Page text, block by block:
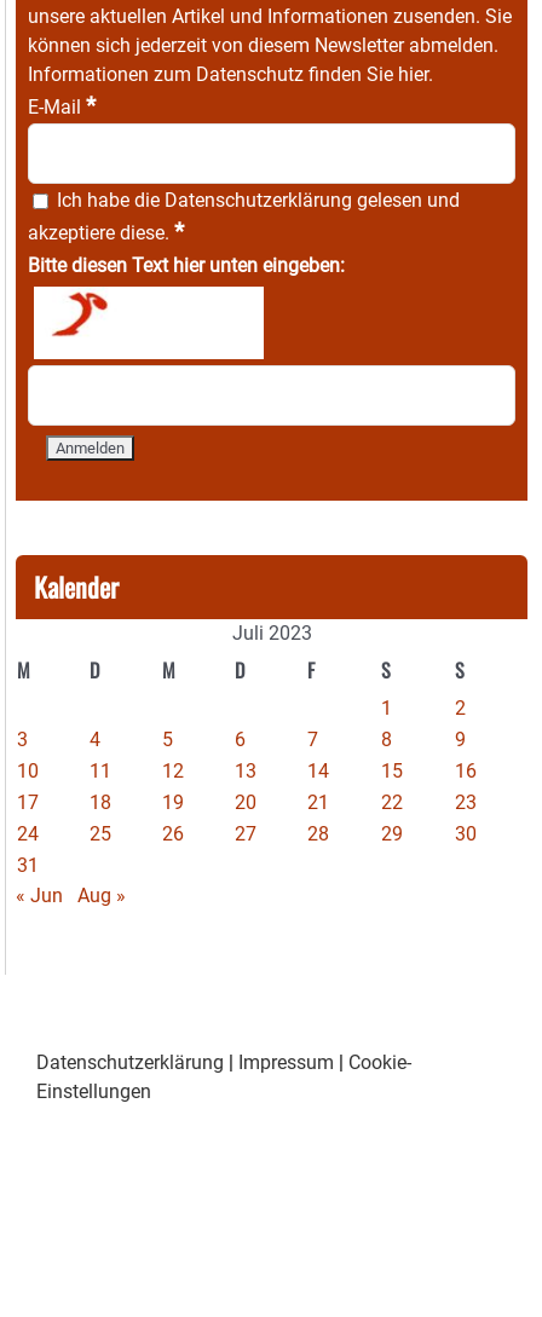
unsere aktuellen Artikel und Informationen zusenden. Sie
können sich jederzeit von diesem Newsletter abmelden.
Informationen zum Datenschutz finden Sie hier.
E-Mail *
Ich habe die Datenschutzerklärung gelesen und
akzeptiere diese. *
Bitte diesen Text hier unten eingeben:
Kalender
Juli 2023
M D M D F S S
1
2
3
4 5 6 7 8
9
10
11 12 13 14 15
16
17
18 19 20 21 22
23
24
25 26 27 28 29
30
31
« Jun
Aug »
Datenschutzerklärung | Impressum | Cookie-
Einstellungen